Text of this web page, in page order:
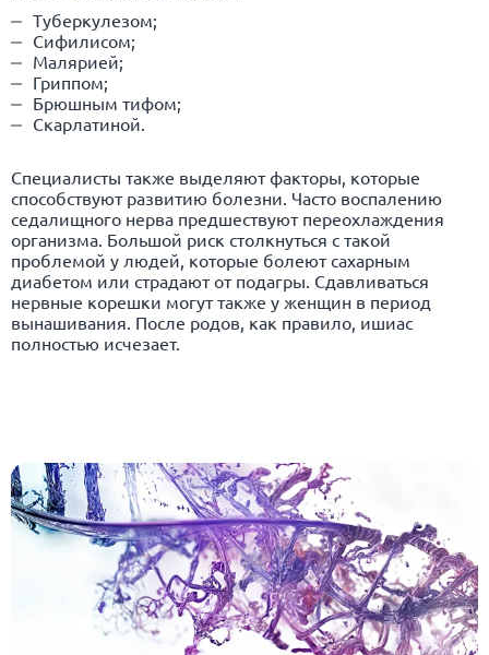
Туберкулезом;
Сифилисом;
Малярией;
Гриппом;
Брюшным тифом;
Скарлатиной.
Специалисты также выделяют факторы, которые
способствуют развитию болезни. Часто воспалению
седалищного нерва предшествуют переохлаждения
организма. Большой риск столкнуться с такой
проблемой у людей, которые болеют сахарным
диабетом или страдают от подагры. Сдавливаться
нервные корешки могут также у женщин в период
вынашивания. После родов, как правило, ишиас
полностью исчезает.